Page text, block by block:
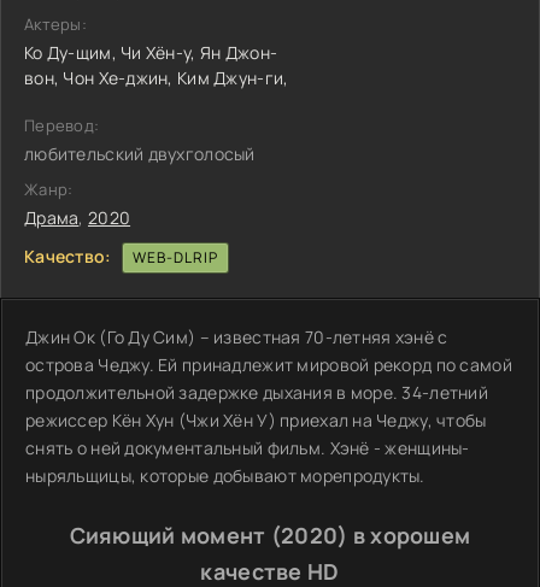
Актеры:
Ко Ду-щим, Чи Хён-у, Ян Джон-
вон, Чон Хе-джин, Ким Джун-ги,
Перевод:
любительский двухголосый
Жанр:
Драма, 2020
Качество:
WEB-DLRIP
Джин Ок (Го Ду Сим) – известная 70-летняя хэнё с
острова Чеджу. Ей принадлежит мировой рекорд по самой
продолжительной задержке дыхания в море. 34-летний
режиссер Кён Хун (Чжи Хён У) приехал на Чеджу, чтобы
снять о ней документальный фильм. Хэнё - женщины-
ныряльщицы, которые добывают морепродукты.
Сияющий момент (2020) в хорошем
качестве HD